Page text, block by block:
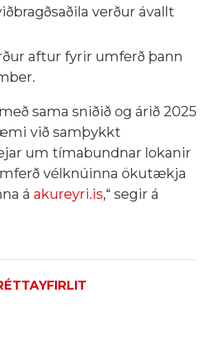
verður ávallt
aftur fyrir umferð þann
sama sniðið og árið 2025
við samþykkt
um tímabundnar lokanir
vélknúinna ökutækja
á akureyri.is,“ segir á